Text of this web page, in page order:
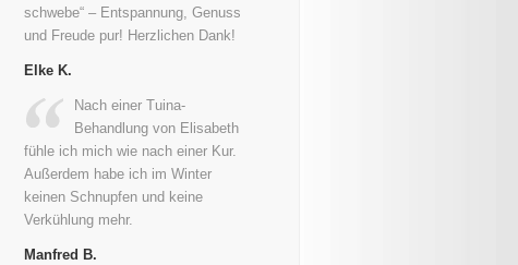
schwebe“ – Entspannung, Genuss
und Freude pur! Herzlichen Dank!
Elke K.
Nach einer Tuina-
Behandlung von Elisabeth
fühle ich mich wie nach einer Kur.
Außerdem habe ich im Winter
keinen Schnupfen und keine
Verkühlung mehr.
Manfred B.